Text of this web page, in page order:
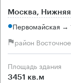
Москва,
Первомайская →
район
Площадь здания
3451 кв.м